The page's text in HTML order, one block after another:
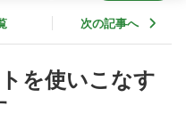
次の記事へ
を使いこなす